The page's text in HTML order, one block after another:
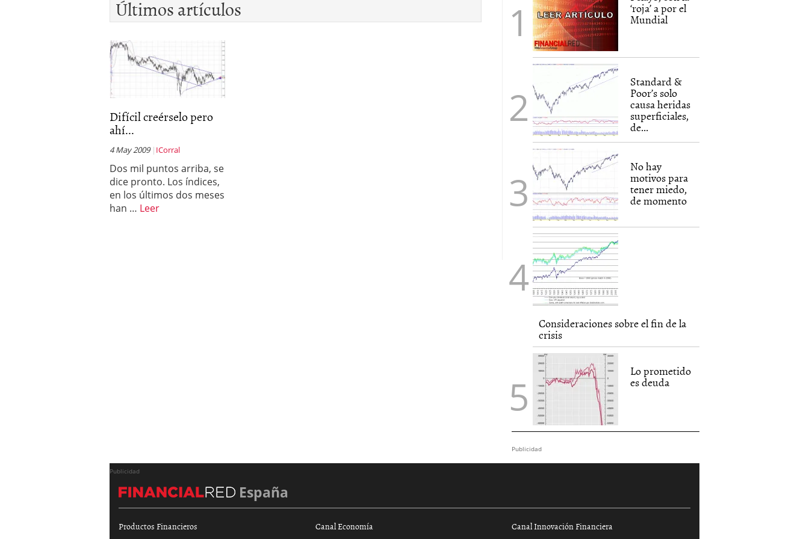
Últimos artículos
Difícil creérselo pero
ahí...
4 May 2009 ICorral
Dos mil puntos arriba, se
dice pronto. Los índices,
en los últimos dos meses
han … Leer
‘roja’ a por el
Mundial
Standard &
Poor’s solo
causa heridas
superficiales,
de...
No hay
motivos para
tener miedo,
de momento
Consideraciones sobre el fin de la
crisis
Lo prometido
es deuda
Publicidad
Publicidad
España
Productos Financieros Canal Economía Canal Innovación Financiera